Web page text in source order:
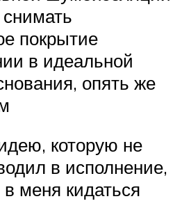
покрытие
в идеальной
опять же
которую не
в исполнение,
в меня кидаться